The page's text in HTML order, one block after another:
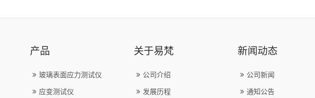
产品
玻璃表面应力测试仪
应变测试仪
关于易梵
公司介绍
发展历程
新闻动态
公司新闻
通知公告